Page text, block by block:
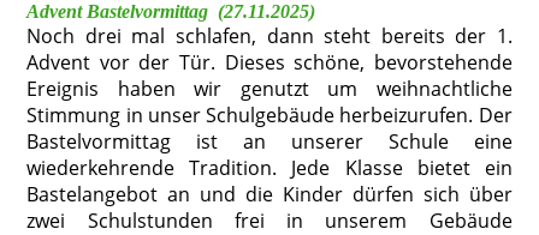
Advent Bastelvormittag (27.11.2025)
Noch drei mal schlafen, dann steht bereits der 1.
Advent vor der Tür. Dieses schöne, bevorstehende
Ereignis haben wir genutzt um weihnachtliche
Stimmung in unser Schulgebäude herbeizurufen. Der
Bastelvormittag ist an unserer Schule eine
wiederkehrende Tradition. Jede Klasse bietet ein
Bastelangebot an und die Kinder dürfen sich über
zwei Schulstunden frei in unserem Gebäude